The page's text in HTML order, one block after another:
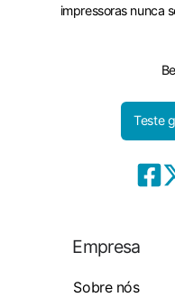
impressoras nunca
Teste
Empresa
Sobre nós